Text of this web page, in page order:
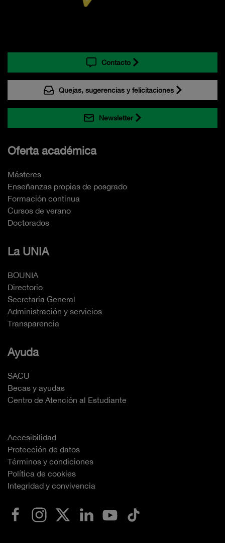
Contacto
Quejas, sugerencias y felicitaciones
Newsletter
Oferta académica
Másteres
Enseñanzas propias de posgrado
Formación continua
Cursos de verano
Doctorados
La UNIA
BOUNIA
Directorio
Secretaría General
Administración y servicios
Transparencia
Ayuda
SACU
Becas y ayudas
Centro de Atención al Estudiante
Accesibilidad
Protección de datos
Términos y condiciones
Política de cookies
Integridad y convivencia